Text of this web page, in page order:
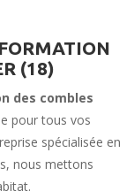
(18)
des combles
pour tous vos
spécialisée en
nous mettons